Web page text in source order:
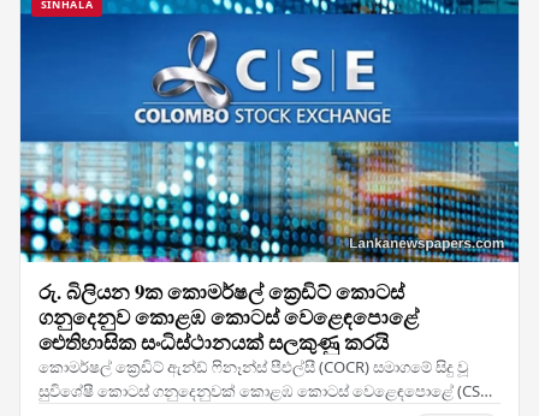
SINHALA
රු. බිලියන 9ක කොමර්ෂල් ක්‍රෙඩිට් කොටස්
ගනුදෙනුව කොළඹ කොටස් වෙළෙඳපොළේ
ඓතිහාසික සංධිස්ථානයක් සලකුණු කරයි
කොමර්ෂල් ක්‍රෙඩිට් ඇන්ඩ් ෆිනෑන්ස් පීඑල්සී (COCR) සමාගමේ සිදු වූ
සුවිශේෂී කොටස් ගනුදෙනුවක් කොළඹ කොටස් වෙළෙඳපොළේ (CSE)